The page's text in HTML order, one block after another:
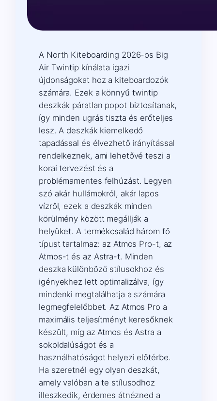
A North Kiteboarding 2026-os Big
Air Twintip kínálata igazi
újdonságokat hoz a kiteboardozók
számára. Ezek a könnyű twintip
deszkák páratlan popot biztosítanak,
így minden ugrás tiszta és erőteljes
lesz. A deszkák kiemelkedő
tapadással és élvezhető irányítással
rendelkeznek, ami lehetővé teszi a
korai tervezést és a
problémamentes felhúzást. Legyen
szó akár hullámokról, akár lapos
vízről, ezek a deszkák minden
körülmény között megállják a
helyüket. A termékcsalád három fő
típust tartalmaz: az Atmos Pro-t, az
Atmos-t és az Astra-t. Minden
deszka különböző stílusokhoz és
igényekhez lett optimalizálva, így
mindenki megtalálhatja a számára
legmegfelelőbbet. Az Atmos Pro a
maximális teljesítményt keresőknek
készült, míg az Atmos és Astra a
sokoldalúságot és a
használhatóságot helyezi előtérbe.
Ha szeretnél egy olyan deszkát,
amely valóban a te stílusodhoz
illeszkedik, érdemes átnézned a